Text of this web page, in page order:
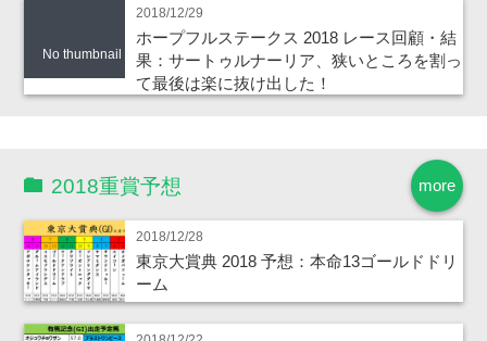
No thumbnail
2018/12/29
ホープフルステークス 2018 レース回顧・結
果：サートゥルナーリア、狭いところを割っ
て最後は楽に抜け出した！
more
2018重賞予想
2018/12/28
東京大賞典 2018 予想：本命13ゴールドドリ
ーム